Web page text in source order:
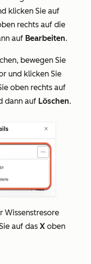
klicken Sie auf
rechts auf die
auf Bearbeiten.
bewegen Sie
und klicken Sie
oben rechts auf
dann auf Löschen.
Wissenstresore
auf das X oben